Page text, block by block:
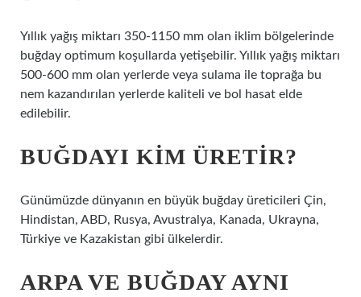
Yıllık yağış miktarı 350-1150 mm olan iklim bölgelerinde
buğday optimum koşullarda yetişebilir. Yıllık yağış miktarı
500-600 mm olan yerlerde veya sulama ile toprağa bu
nem kazandırılan yerlerde kaliteli ve bol hasat elde
edilebilir.
BUĞDAYI KIM ÜRETIR?
Günümüzde dünyanın en büyük buğday üreticileri Çin,
Hindistan, ABD, Rusya, Avustralya, Kanada, Ukrayna,
Türkiye ve Kazakistan gibi ülkelerdir.
ARPA VE BUĞDAY AYNI